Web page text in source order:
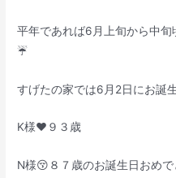
平年であれば6月上旬から中
☔️
すげたの家では6月2日にお誕
K様❤️９３歳
N様😚８７歳のお誕生日おめ